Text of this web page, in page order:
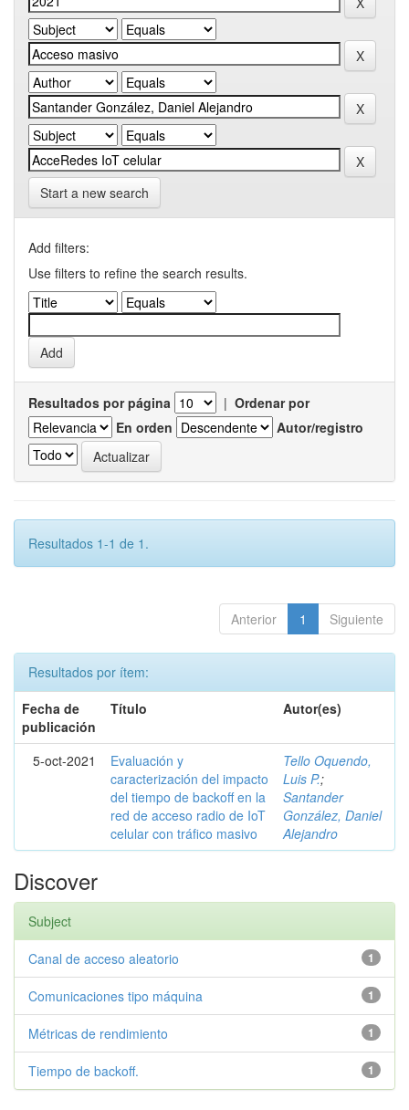
Start a new search
Add filters:
Use filters to refine the search results.
Resultados por página | Ordenar por
En orden
Autor/registro
Resultados 1-1 de 1.
Anterior 1 Siguiente
Resultados por ítem:
Fecha de
publicación
Título Autor(es)
5-oct-2021
Evaluación y
caracterización del impacto
del tiempo de backoff en la
red de acceso radio de IoT
celular con tráfico masivo
Tello Oquendo,
Luis P.;
Santander
González, Daniel
Alejandro
Discover
Subject
1
Canal de acceso aleatorio
1
Comunicaciones tipo máquina
1
Métricas de rendimiento
1
Tiempo de backoff.